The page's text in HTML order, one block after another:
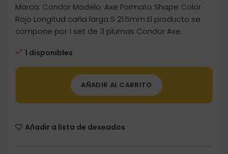
Marca: Condor Modelo: Axe Formato Shape Color
Rojo Longitud caña larga S 21.5mm El producto se
compone por 1 set de 3 plumas Condor Axe
1 disponibles
AÑADIR AL CARRITO
Añadir a lista de deseados